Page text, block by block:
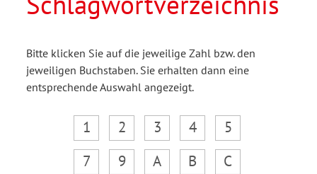
Bitte klicken Sie auf die jeweilige Zahl bzw. den
jeweiligen Buchstaben. Sie erhalten dann eine
entsprechende Auswahl angezeigt.
1 2 3 4
5
7
9 A B
C